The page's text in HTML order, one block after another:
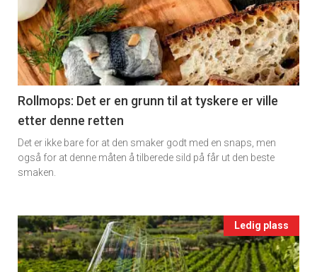
detail
-
section
11
Ukens
vin
Rollmops: Det er en grunn til at tyskere er ville
etter denne retten
Det er ikke bare for at den smaker godt med en snaps, men
også for at denne måten å tilberede sild på får ut den beste
smaken.
Events
single
Ledig plass